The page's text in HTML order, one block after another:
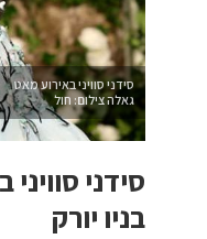
סידני סוויני באירוע מאט
גאלה צילום: חול
סידני
בניו יורק